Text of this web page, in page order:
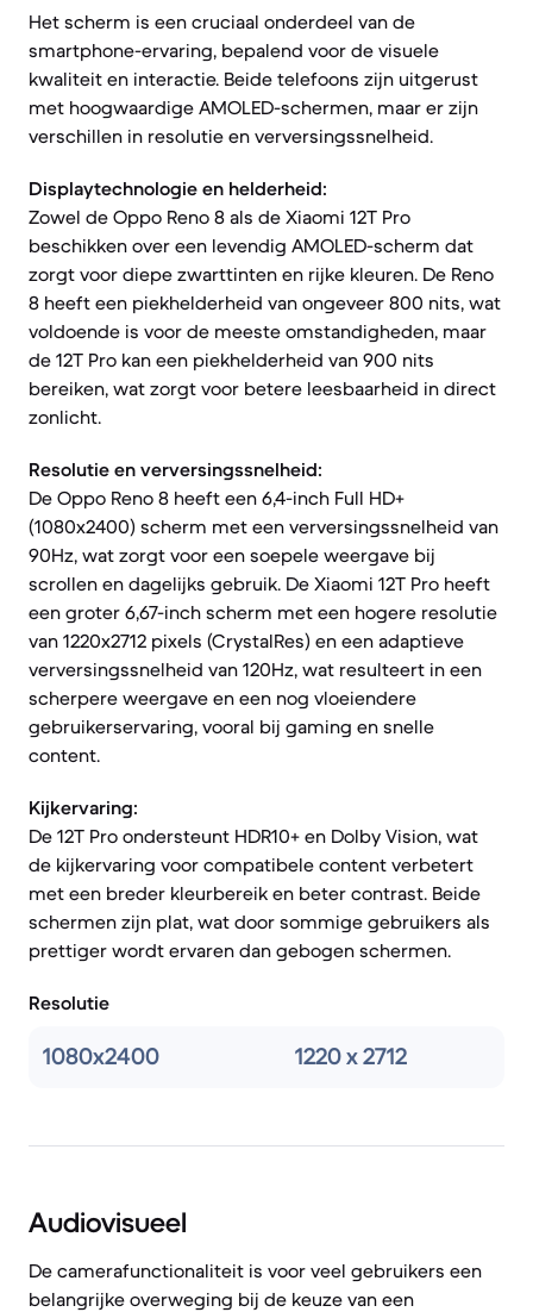
Het scherm is een cruciaal onderdeel van de
smartphone-ervaring, bepalend voor de visuele
kwaliteit en interactie. Beide telefoons zijn uitgerust
met hoogwaardige AMOLED-schermen, maar er zijn
verschillen in resolutie en verversingssnelheid.
Displaytechnologie en helderheid:
Zowel de Oppo Reno 8 als de Xiaomi 12T Pro
beschikken over een levendig AMOLED-scherm dat
zorgt voor diepe zwarttinten en rijke kleuren. De Reno
8 heeft een piekhelderheid van ongeveer 800 nits, wat
voldoende is voor de meeste omstandigheden, maar
de 12T Pro kan een piekhelderheid van 900 nits
bereiken, wat zorgt voor betere leesbaarheid in direct
zonlicht.
Resolutie en verversingssnelheid:
De Oppo Reno 8 heeft een 6,4-inch Full HD+
(1080x2400) scherm met een verversingssnelheid van
90Hz, wat zorgt voor een soepele weergave bij
scrollen en dagelijks gebruik. De Xiaomi 12T Pro heeft
een groter 6,67-inch scherm met een hogere resolutie
van 1220x2712 pixels (CrystalRes) en een adaptieve
verversingssnelheid van 120Hz, wat resulteert in een
scherpere weergave en een nog vloeiendere
gebruikerservaring, vooral bij gaming en snelle
content.
Kijkervaring:
De 12T Pro ondersteunt HDR10+ en Dolby Vision, wat
de kijkervaring voor compatibele content verbetert
met een breder kleurbereik en beter contrast. Beide
schermen zijn plat, wat door sommige gebruikers als
prettiger wordt ervaren dan gebogen schermen.
Resolutie
1080x2400 1220 x 2712
Audiovisueel
De camerafunctionaliteit is voor veel gebruikers een
belangrijke overweging bij de keuze van een